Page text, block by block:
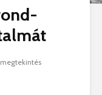
megtekintés